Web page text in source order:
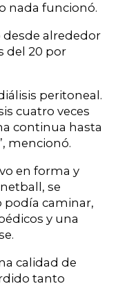
nada funcionó.
alrededor
del 20 por
peritoneal.
cuatro veces
continua hasta
mencionó.
en forma y
se
podía caminar,
y una
calidad de
tanto